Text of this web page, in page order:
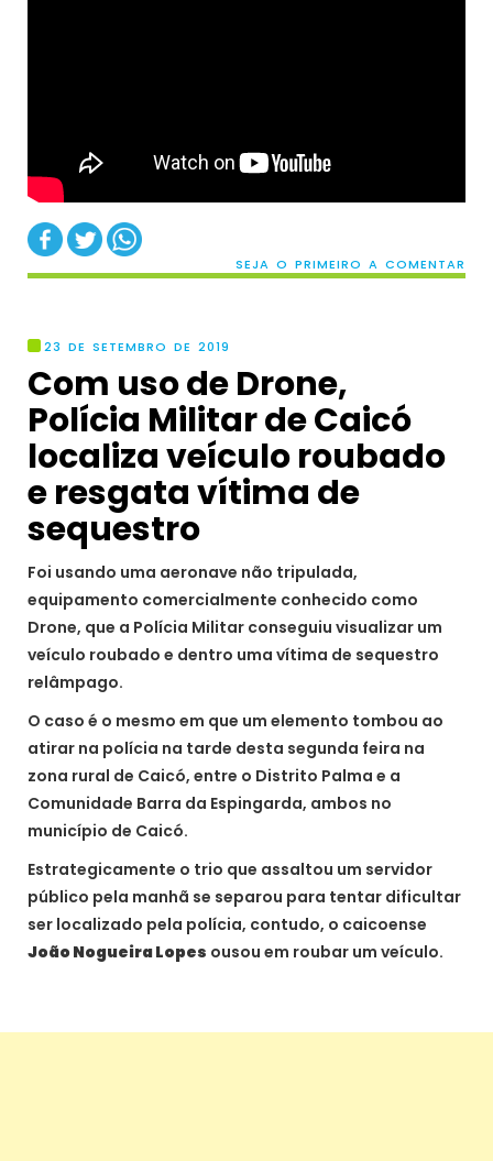
SEJA O PRIMEIRO A COMENTAR
23 DE SETEMBRO DE 2019
Com uso de Drone,
Polícia Militar de Caicó
localiza veículo roubado
e resgata vítima de
sequestro
Foi usando uma aeronave não tripulada,
equipamento comercialmente conhecido como
Drone, que a Polícia Militar conseguiu visualizar um
veículo roubado e dentro uma vítima de sequestro
relâmpago.
O caso é o mesmo em que um elemento tombou ao
atirar na polícia na tarde desta segunda feira na
zona rural de Caicó, entre o Distrito Palma e a
Comunidade Barra da Espingarda, ambos no
município de Caicó.
Estrategicamente o trio que assaltou um servidor
público pela manhã se separou para tentar dificultar
ser localizado pela polícia, contudo, o caicoense
João Nogueira Lopes ousou em roubar um veículo.